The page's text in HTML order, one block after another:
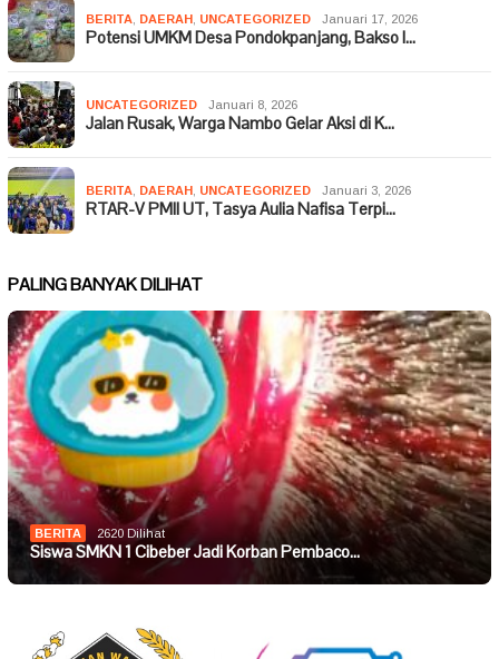
BERITA DAERAH UNCATEGORIZED Januari 17, 2026
Potensi UMKM Desa Pondokpanjang, Bakso I…
UNCATEGORIZED Januari 8, 2026
Jalan Rusak, Warga Nambo Gelar Aksi di K…
BERITA DAERAH UNCATEGORIZED Januari 3, 2026
RTAR-V PMII UT, Tasya Aulia Nafisa Terpi…
PALING BANYAK DILIHAT
BERITA 2620 Dilihat
Siswa SMKN 1 Cibeber Jadi Korban Pembaco…